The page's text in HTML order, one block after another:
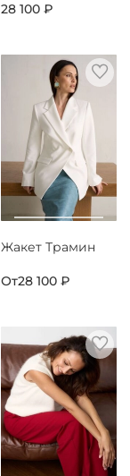
28 100 ₽
Жакет Трамин
От28 100 ₽